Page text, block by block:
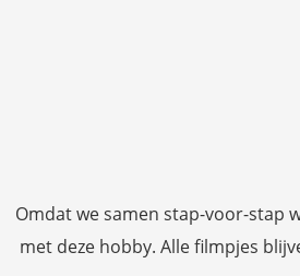
Omdat we samen stap-voor-stap
met deze hobby. Alle filmpjes